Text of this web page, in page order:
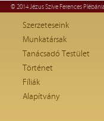
© 2014 Jézus Szíve Ferences
Szerzeteseink
Munkatársak
Tanácsadó Testület
Történet
Fíliák
Alapítvány